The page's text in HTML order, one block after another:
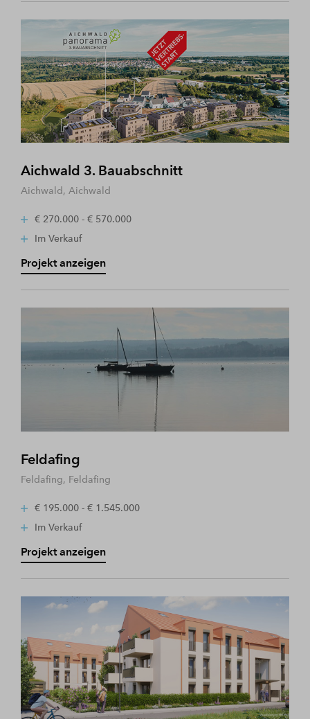
Aichwald 3. Bauabschnitt
Aichwald, Aichwald
€ 270.000 - € 570.000
Im Verkauf
Projekt anzeigen
Feldafing
Feldafing, Feldafing
€ 195.000 - € 1.545.000
Im Verkauf
Projekt anzeigen